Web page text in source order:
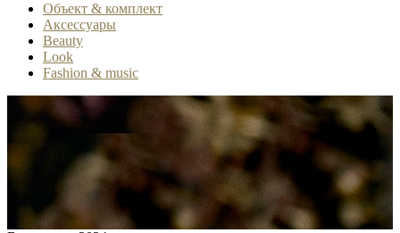
Объект & комплект
Аксессуары
Beauty
Look
Fashion & music